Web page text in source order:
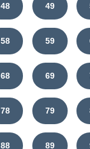
48 49
58 59
68 69
78 79
88 89